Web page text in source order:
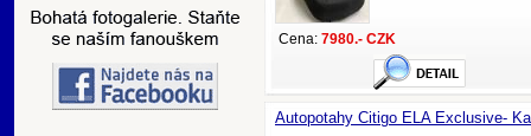
Cena: 7980.- CZK
Autopotahy Citigo ELA Exclusive-